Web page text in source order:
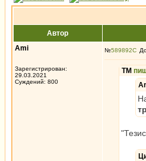
Автор
Ami
Зарегистрирован:
29.03.2021
Суждений: 800
№589892
ТМ